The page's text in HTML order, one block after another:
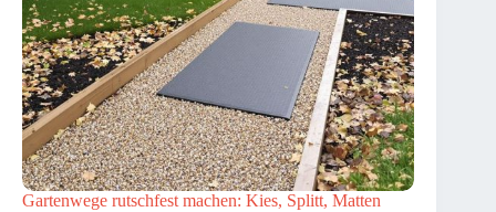
Gartenwege rutschfest machen: Kies, Splitt, Matten